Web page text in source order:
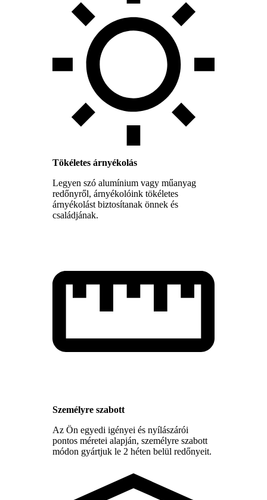
Tökéletes árnyékolás
Legyen szó alumínium vagy műanyag
redőnyről, árnyékolóink tökéletes
árnyékolást biztosítanak önnek és
családjának.
Személyre szabott
Az Ön egyedi igényei és nyílászárói
pontos méretei alapján, személyre szabott
módon gyártjuk le 2 héten belül redőnyeit.